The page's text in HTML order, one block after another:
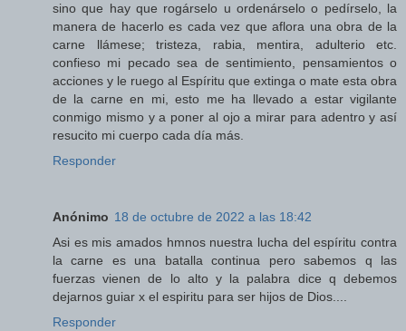
sino que hay que rogárselo u ordenárselo o pedírselo, la
manera de hacerlo es cada vez que aflora una obra de la
carne llámese; tristeza, rabia, mentira, adulterio etc.
confieso mi pecado sea de sentimiento, pensamientos o
acciones y le ruego al Espíritu que extinga o mate esta obra
de la carne en mi, esto me ha llevado a estar vigilante
conmigo mismo y a poner al ojo a mirar para adentro y así
resucito mi cuerpo cada día más.
Responder
Anónimo 18 de octubre de 2022 a las 18:42
Asi es mis amados hmnos nuestra lucha del espíritu contra
la carne es una batalla continua pero sabemos q las
fuerzas vienen de lo alto y la palabra dice q debemos
dejarnos guiar x el espiritu para ser hijos de Dios....
Responder